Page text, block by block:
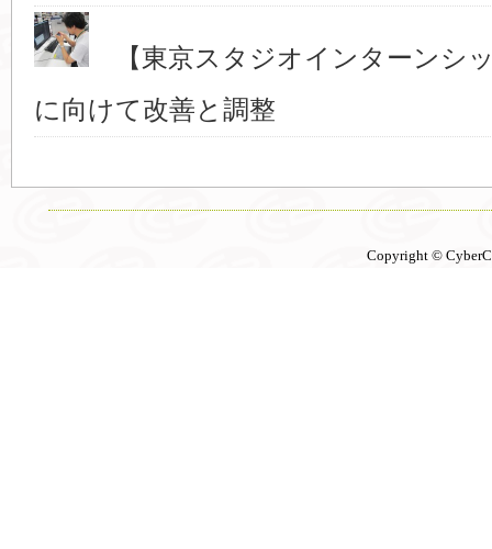
【東京スタジオインターンシ
に向けて改善と調整
Copyright ©